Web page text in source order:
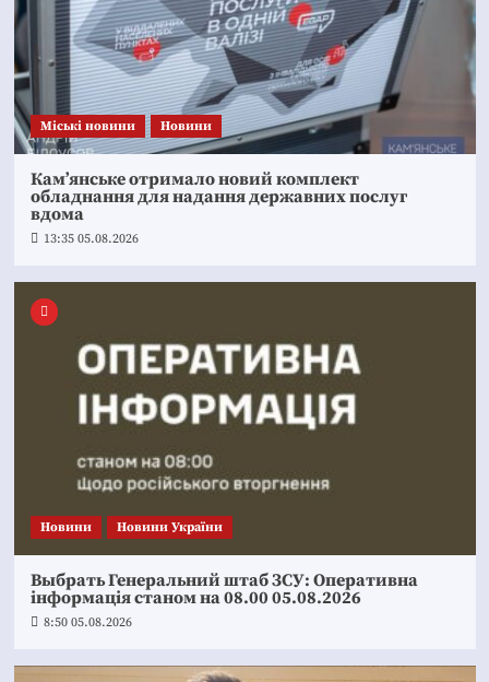
Mіські новини Новини
Кам’янське отримало новий комплект
обладнання для надання державних послуг
вдома
13:35 05.08.2026
Новини Новини України
Выбрать Генеральний штаб ЗСУ: Оперативна
інформація станом на 08.00 05.08.2026
8:50 05.08.2026